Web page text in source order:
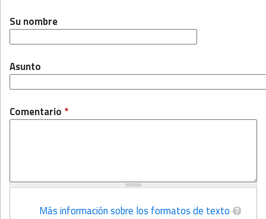
Su nombre
Asunto
Comentario *
Más información sobre los formatos de texto